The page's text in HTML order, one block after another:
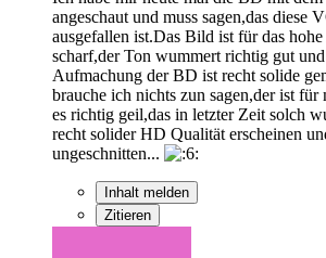
angeschaut und muss sagen,das diese
ausgefallen ist.Das Bild ist für das
scharf,der Ton wummert richtig gut
Aufmachung der BD ist recht solide
brauche ich nichts zun sagen,der ist
es richtig geil,das in letzter Zeit solch
recht solider HD Qualität erscheinen
ungeschnitten...
Inhalt melden
Zitieren